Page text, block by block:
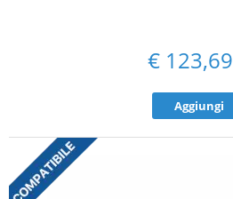
€ 123,69
Aggiungi